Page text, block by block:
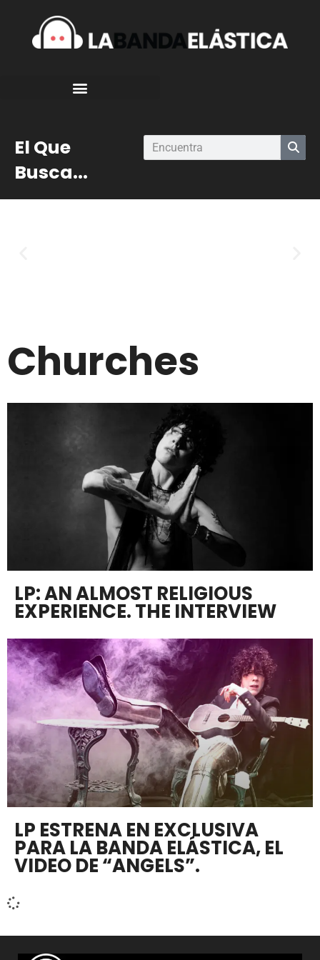
El Que
Busca...
Churches
LP: AN ALMOST RELIGIOUS
EXPERIENCE. THE INTERVIEW
LP ESTRENA EN EXCLUSIVA
PARA LA BANDA ELÁSTICA, EL
VIDEO DE “ANGELS”.